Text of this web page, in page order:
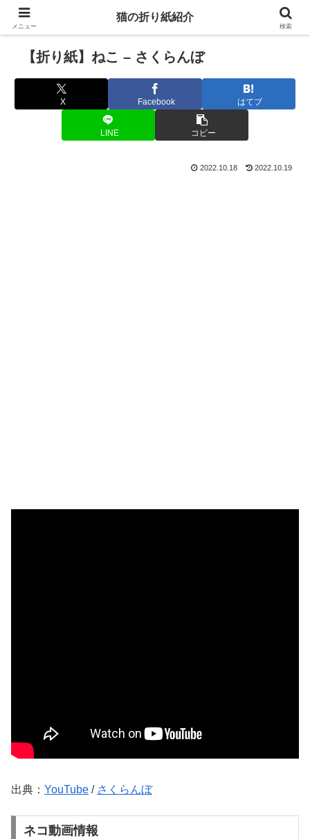
【折り紙】ねこ – さくらんぼ
X Facebook はてブ
LINE コピー
2022.10.18 2022.10.19
出典： YouTube / さくらんぼ
ネコ動画情報
メニュー
猫の折り紙紹介
検索